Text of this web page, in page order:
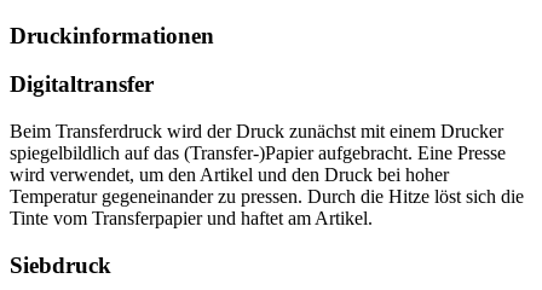
Druckinformationen
Digitaltransfer
Beim Transferdruck wird der Druck zunächst mit einem Drucker
spiegelbildlich auf das (Transfer-)Papier aufgebracht. Eine Presse
wird verwendet, um den Artikel und den Druck bei hoher
Temperatur gegeneinander zu pressen. Durch die Hitze löst sich die
Tinte vom Transferpapier und haftet am Artikel.
Siebdruck